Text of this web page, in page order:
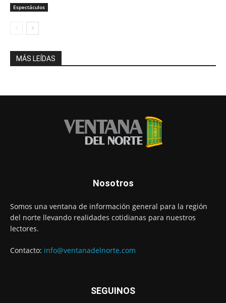
Espectáculos
MÁS LEÍDAS
Nosotros
Somos una ventana de información general para la región
del norte llevando realidades cotidianas para nuestros
lectores.
Contacto: info@ventanadelnorte.com
SEGUINOS